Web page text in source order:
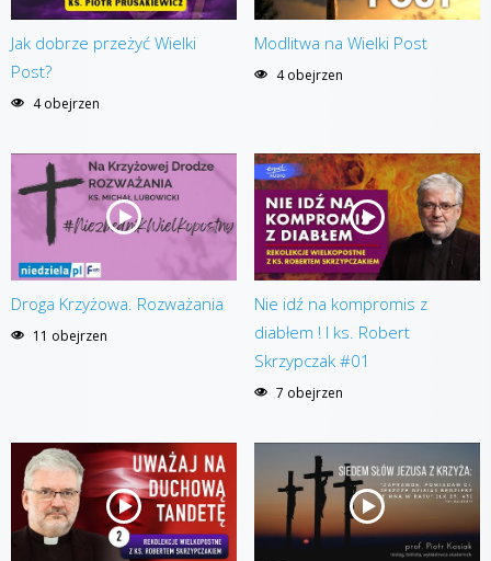
Jak dobrze przeżyć Wielki
Post?
4 obejrzen
Modlitwa na Wielki Post
4 obejrzen
Droga Krzyżowa. Rozważania
11 obejrzen
Nie idź na kompromis z
diabłem ! I ks. Robert
Skrzypczak #01
7 obejrzen